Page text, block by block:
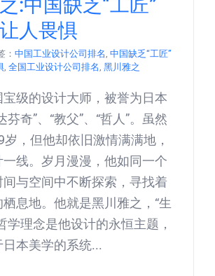
:中国缺乏“工匠”
人畏惧
： 中国工业设计公司排名, 中国缺乏“工匠”
, 全国工业设计公司排名, 黑川雅之
级的设计大师，被誉为日本
芬奇”、“教父”、“哲人”。虽然
，但他却依旧激情满满地，
线。岁月漫漫，他如同一个
与空间中不断探索，寻找着
栖息地。他就是黑川雅之，“生
学理念是他设计的永恒主题，
本美学的系统...